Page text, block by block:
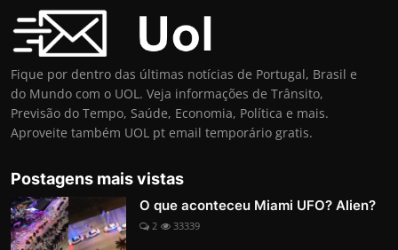
Fique por dentro das últimas notícias de Portugal, Brasil e
do Mundo com o UOL. Veja informações de Trânsito,
Previsão do Tempo, Saúde, Economia, Política e mais.
Aproveite também UOL pt email temporário gratis.
Postagens mais vistas
O que aconteceu Miami UFO? Alien?
2 33339